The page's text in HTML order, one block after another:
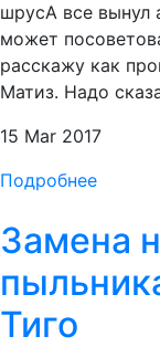
шрусА все вынул
может
расскажу как
Матиз. Надо
15 Mar 2017
Подробнее
Замена
Тиго